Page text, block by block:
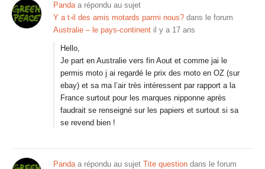
Pandaa répondu au sujet
Y a t-il des amis motards parmi nous? dans le forum
Australie – le pays-continent il y a 17 ans
Hello,
Je part en Australie vers fin Aout et comme jai le
permis moto j ai regardé le prix des moto en OZ (sur
ebay) et sa ma l’air très intéressent par rapport a la
France surtout pour les marques nipponne après
faudrait se renseigné sur les papiers et surtout si sa
se revend bien !
Pandaa répondu au sujet Tite question dans le forum